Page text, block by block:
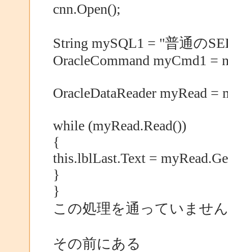
cnn.Open();
String mySQL1 = "普通の
OracleCommand myCmd1 =
OracleDataReader myRead =
while (myRead.Read())
{
this.lblLast.Text =
}
}
この処理を通っていませ
その前にある